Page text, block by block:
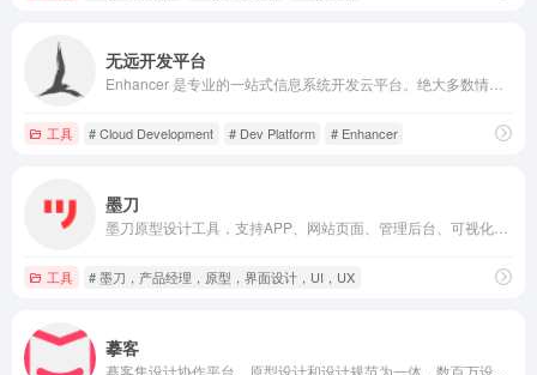
无远开发平台
工具 # Cloud Development # Dev Platform # Enhancer
墨刀
工具 # 墨刀，产品经理，原型，界面设计，UI，UX
摹客